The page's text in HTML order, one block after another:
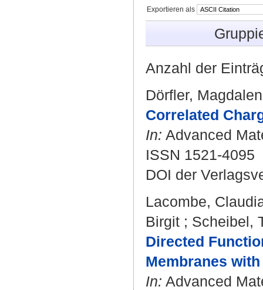
Exportieren als
Anzahl der
Dörfler,
Correlated
In: Advanced
ISSN 1521-4095
DOI der
Lacombe,
Birgit ; Scheibel,
Directed
Membranes
In: Advanced